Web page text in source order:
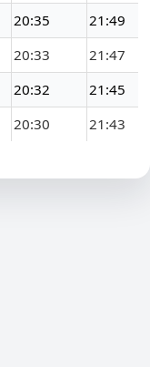
20:35
21:49
20:33
21:47
20:32
21:45
20:30 21:43